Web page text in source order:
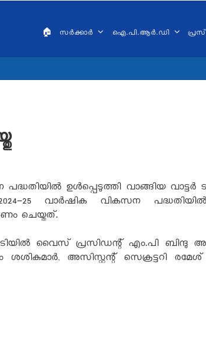
NAVIGATION
🏠 സർക്കാർ ഐ.പി.ആർ.ഡി
ഉള്‍പ്പെടുത്തി വാങ്ങിയ
2024-25 വാര്‍ഷിക വികസന
ചെയ്തത്.
വൈസ് പ്രസിഡന്റ് എം.പി ബിന്ദു
അസിസ്റ്റന്റ് സെക്രട്ടറി